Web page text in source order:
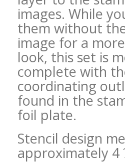
images. While
them without
image for a
look, this set is
complete with
coordinating
found in the
foil plate.
Stencil design
approximately 4